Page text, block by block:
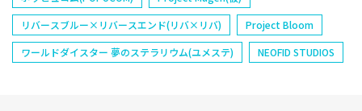
リバースブルー×リバースエンド(リバ×リバ)
Project Bloom
ワールドダイスター 夢のステラリウム(ユメステ)
NEOFID STUDIOS